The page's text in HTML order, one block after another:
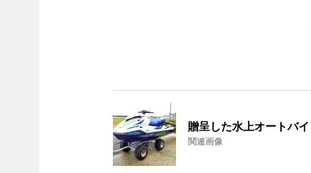
贈呈した水上オートバイ
関連画像